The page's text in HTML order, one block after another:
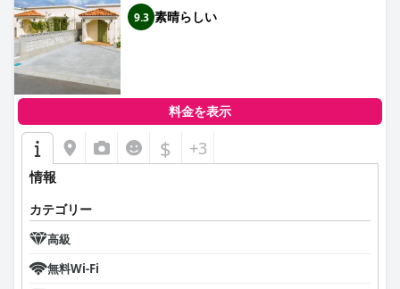
9.3 素晴らしい
料金を表示
$ +3
情報
カテゴリー
高級
無料Wi-Fi